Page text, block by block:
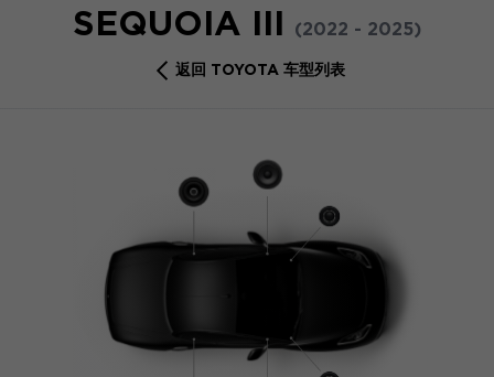
SEQUOIA III (2022 - 2025)
返回 TOYOTA 车型列表